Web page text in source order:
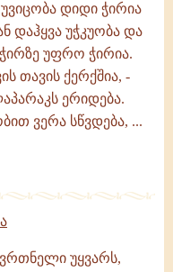
დიდი ჭირია
დაჰყვა უჭკუობა და
უფრო ჭირია.
თავის ქერქშია, -
ერიდება.
ვერა სწვდება, ...
უყვარს,